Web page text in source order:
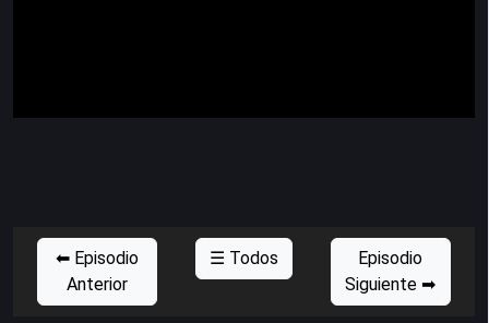
⬅ Episodio
Anterior
☰ Todos
Episodio
Siguiente ➡